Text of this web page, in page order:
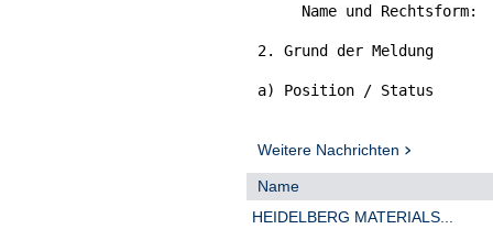
Name und Rechtsform:
2. Grund der Meldung
a) Position / Status
     Titel:
Vorname:
Nachname(n):
Position:
Weitere Nachrichten
Name
HEIDELBERG MATERIALS...